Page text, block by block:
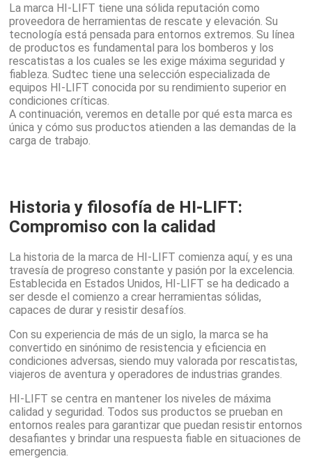
La marca HI-LIFT tiene una sólida reputación como
proveedora de herramientas de rescate y elevación. Su
tecnología está pensada para entornos extremos. Su línea
de productos es fundamental para los bomberos y los
rescatistas a los cuales se les exige máxima seguridad y
fiableza. Sudtec tiene una selección especializada de
equipos HI-LIFT conocida por su rendimiento superior en
condiciones críticas.
A continuación, veremos en detalle por qué esta marca es
única y cómo sus productos atienden a las demandas de la
carga de trabajo.
Historia y filosofía de HI-LIFT:
Compromiso con la calidad
La historia de la marca de HI-LIFT comienza aquí, y es una
travesía de progreso constante y pasión por la excelencia.
Establecida en Estados Unidos, HI-LIFT se ha dedicado a
ser desde el comienzo a crear herramientas sólidas,
capaces de durar y resistir desafíos.
Con su experiencia de más de un siglo, la marca se ha
convertido en sinónimo de resistencia y eficiencia en
condiciones adversas, siendo muy valorada por rescatistas,
viajeros de aventura y operadores de industrias grandes.
HI-LIFT se centra en mantener los niveles de máxima
calidad y seguridad. Todos sus productos se prueban en
entornos reales para garantizar que puedan resistir entornos
desafiantes y brindar una respuesta fiable en situaciones de
emergencia.